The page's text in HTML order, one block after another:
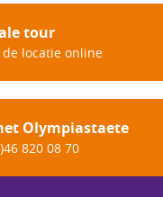
tour
de locatie online
Olympiastaete
820 08 70